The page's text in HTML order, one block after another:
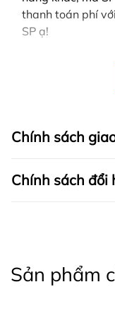
thanh toán phí
SP ạ!
Chính sách
Chính sách đổi
Sản phẩm